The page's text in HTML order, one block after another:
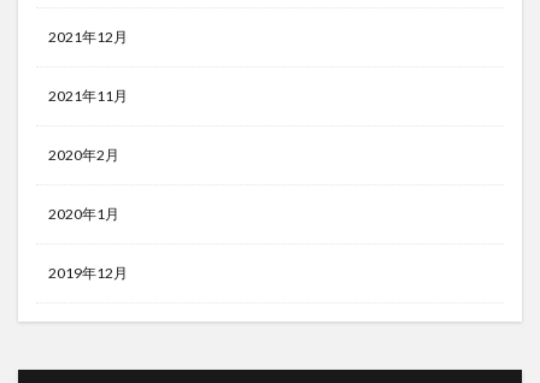
2021年12月
2021年11月
2020年2月
2020年1月
2019年12月